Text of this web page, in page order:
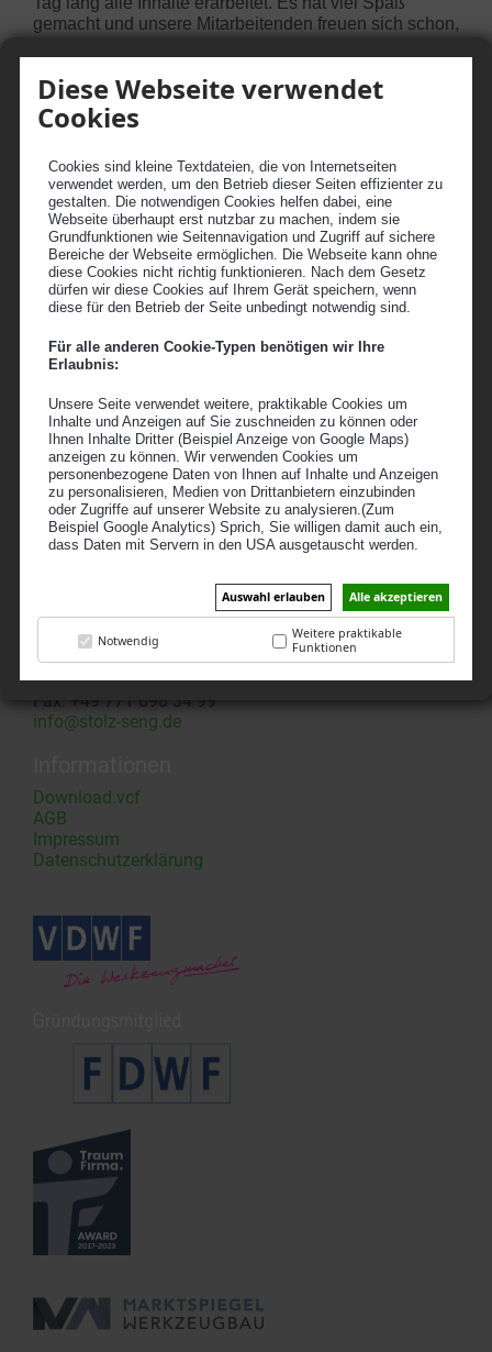
gemacht und unsere Mitarbeitenden freuen sich schon,
Zurück zu der Liste
Kontakt
Telefon: +49 771 898 34 90
Fax: +49 771 898 34 99
info@stolz-seng.de
Download.vcf
AGB
Impressum
Datenschutzerklärung
Diese Webseite verwendet
Cookies
Cookies sind kleine Textdateien, die von Internetseiten
verwendet werden, um den Betrieb dieser Seiten effizienter zu
gestalten. Die notwendigen Cookies helfen dabei, eine
Webseite überhaupt erst nutzbar zu machen, indem sie
Grundfunktionen wie Seitennavigation und Zugriff auf sichere
Bereiche der Webseite ermöglichen. Die Webseite kann ohne
diese Cookies nicht richtig funktionieren. Nach dem Gesetz
dürfen wir diese Cookies auf Ihrem Gerät speichern, wenn
diese für den Betrieb der Seite unbedingt notwendig sind.
Für alle anderen Cookie-Typen benötigen wir Ihre
Erlaubnis:
Unsere Seite verwendet weitere, praktikable Cookies um
Inhalte und Anzeigen auf Sie zuschneiden zu können oder
Ihnen Inhalte Dritter (Beispiel Anzeige von Google Maps)
anzeigen zu können. Wir verwenden Cookies um
personenbezogene Daten von Ihnen auf Inhalte und Anzeigen
zu personalisieren, Medien von Drittanbietern einzubinden
oder Zugriffe auf unserer Website zu analysieren.(Zum
Beispiel Google Analytics) Sprich, Sie willigen damit auch ein,
dass Daten mit Servern in den USA ausgetauscht werden.
Auswahl erlauben Alle akzeptieren
Notwendig
Weitere praktikable
Funktionen